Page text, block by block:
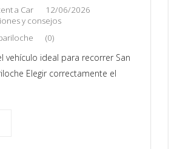
a Car
12/06/2026
y consejos
(0)
vehículo ideal para recorrer San
Elegir correctamente el